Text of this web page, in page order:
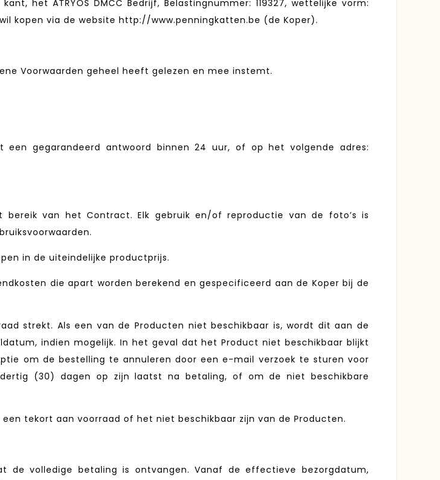
het ATRYOS DMCC Bedrijf, Belastingnummer: 119327, wettelijke vorm:
kopen via de website http://www.penningkatten.be (de Koper).
Voorwaarden geheel heeft gelezen en mee instemt.
gegarandeerd antwoord binnen 24 uur, of op het volgende adres:
van het Contract. Elk gebruik en/of reproductie van de foto’s is
in de uiteindelijke productprijs.
die apart worden berekend en gespecificeerd aan de Koper bij de
strekt. Als een van de Producten niet beschikbaar is, wordt dit aan de
indien mogelijk. In het geval dat het Product niet beschikbaar blijkt
om de bestelling te annuleren door een e-mail verzoek te sturen voor
(30) dagen op zijn laatst na betaling, of om de niet beschikbare
tekort aan voorraad of het niet beschikbaar zijn van de Producten.
volledige betaling is ontvangen. Vanaf de effectieve bezorgdatum,